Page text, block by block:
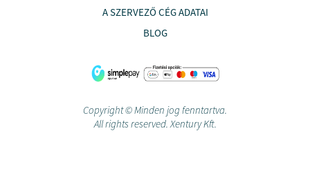
A SZERVEZŐ CÉG ADATAI
BLOG
Copyright © Minden jog fenntartva.
All rights reserved. Xentury Kft.